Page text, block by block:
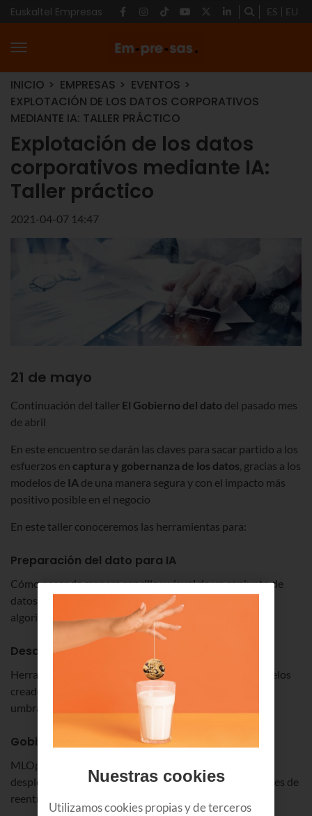
Euskaltel Empresas ES EU
INICIO EMPRESAS
EVENTOS
EXPLOTACIÓN DE LOS DATOS CORPORATIVOS
MEDIANTE IA: TALLER PRÁCTICO
Explotación de los datos
corporativos mediante IA:
Taller práctico
2021-04-07 14:47
21 de mayo
Continuación del taller El Gobierno del dato del pasado mes
de abril
En este encuentro se darán las claves para sacar partido a los
esfuerzos en captura y gobernanza de los datos, gracias a los
modelos de IA de una manera segura y con el impacto más
positivo posible en el negocio
En este taller conoceremos las herramientas para:
Preparación del dato para IA
Cómo pasar de manera sencilla y visual de un conjunto de
datos repartidos en distintos orígenes a algo que un
algoritmo pueda tratar.
Desarrollo de modelos
Herramientas para la evaluación y selección de los modelos
creados, así como para la toma de decisiones sobre los
umbrales de actuación.
Gobierno de la IA
MLOps: Mantenimiento y gobernanza de los modelos
desplegados, cambios de patrones en datos y necesidades de
reentreno.
Nuestras cookies
Utilizamos cookies propias y de terceros